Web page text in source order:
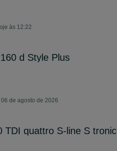
às 12:22
d Style Plus
de agosto de 2026
TDI quattro S-line S tronic